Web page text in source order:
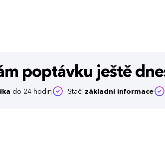
poptávku ještě
do 24 hodin Stačí základní informace